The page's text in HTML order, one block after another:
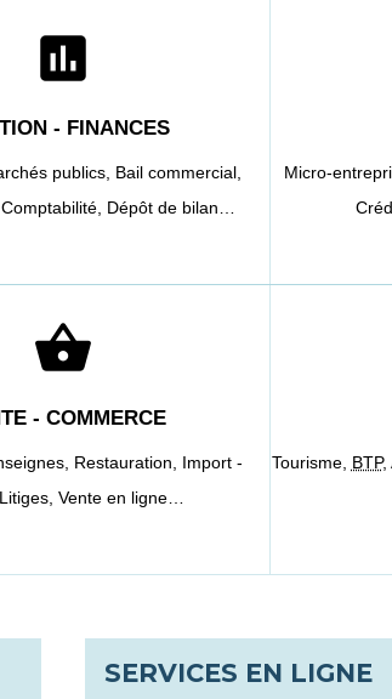
assessment
- FINANCES
publics, Bail commercial,
Comptabilité, Dépôt de bilan…
Micro-
shopping_basket
- COMMERCE
Restauration, Import -
Litiges,Vente en ligne…
Tourisme, BTP,
SERVICES EN LIGNE